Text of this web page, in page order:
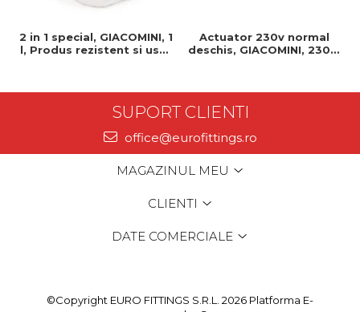
2 in 1 special, GIACOMINI, 1
l, Produs rezistent si usor
Actuator 230v normal
deschis, GIACOMINI, 230v,
SUPORT CLIENTI
office@eurofittings.ro
MAGAZINUL MEU
CLIENTI
DATE COMERCIALE
©Copyright EURO FITTINGS S.R.L. 2026 Platforma E-